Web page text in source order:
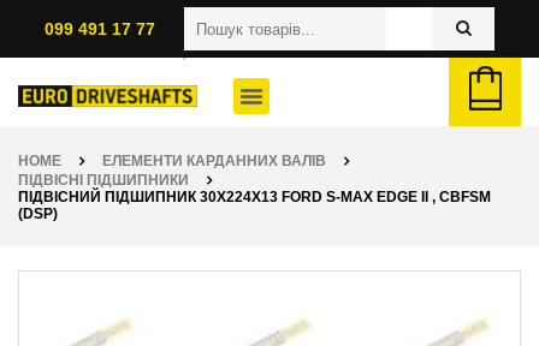
099 491 17 77
HOME
ЕЛЕМЕНТИ КАРДАННИХ ВАЛІВ
ПІДВІСНІ ПІДШИПНИКИ
ПІДВІСНИЙ ПІДШИПНИК 30X224X13 FORD S-MAX EDGE II , CBFSM
(DSP)